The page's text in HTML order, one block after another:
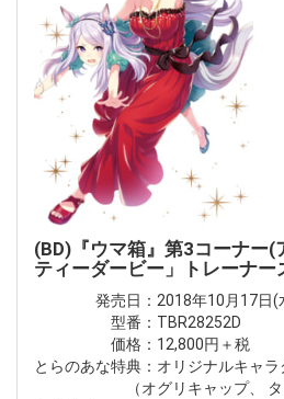
(BD)『ウマ箱』第3コーナー(
ティーダービー」トレーナー
発売日：2018年10月17日(
型番：TBR28252D
価格：12,800円＋税
とらのあな特典：オリジナルキャ
（オグリキャップ、 タイ